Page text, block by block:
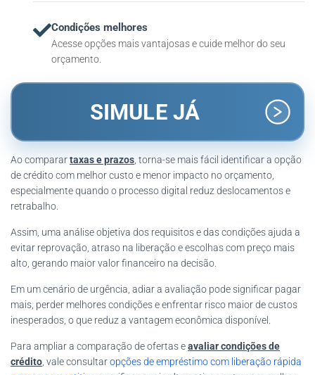
Condições melhores
Acesse opções mais vantajosas e cuide melhor do seu
orçamento.
SIMULE JÁ
Ao comparartaxas e prazos , torna-se mais fácil identificar a opção
de crédito com melhor custo e menor impacto no orçamento,
especialmente quando o processo digital reduz deslocamentos e
retrabalho.
Assim, uma análise objetiva dos requisitos e das condições ajuda a
evitar reprovação, atraso na liberação e escolhas com preço mais
alto, gerando maior valor financeiro na decisão.
Em um cenário de urgência, adiar a avaliação pode significar pagar
mais, perder melhores condições e enfrentar risco maior de custos
inesperados, o que reduz a vantagem econômica disponível.
Para ampliar a comparação de ofertas eavaliar condições de
crédito , vale consultaropções de empréstimo com liberação rápida